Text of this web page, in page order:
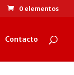
0 elementos
Contacto